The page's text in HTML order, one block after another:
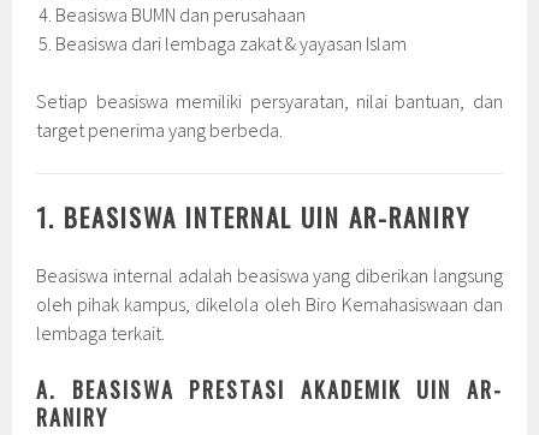
Beasiswa BUMN dan perusahaan
Beasiswa dari lembaga zakat & yayasan Islam
Setiap beasiswa memiliki persyaratan, nilai bantuan, dan
target penerima yang berbeda.
1. BEASISWA INTERNAL UIN AR-RANIRY
Beasiswa internal adalah beasiswa yang diberikan langsung
oleh pihak kampus, dikelola oleh Biro Kemahasiswaan dan
lembaga terkait.
A. BEASISWA PRESTASI AKADEMIK UIN AR-
RANIRY